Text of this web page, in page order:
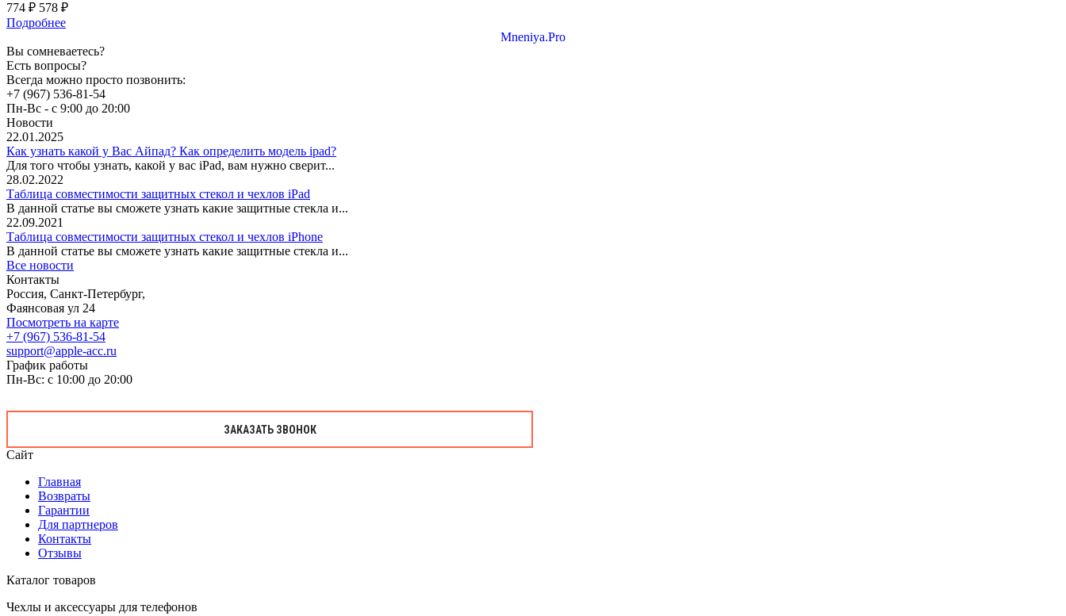
774 ₽ 578 ₽
Подробнее
Mneniya.Pro
Вы сомневаетесь?
Есть вопросы?
Всегда можно просто позвонить:
+7 (967) 536-81-54
Пн-Вс - с 9:00 до 20:00
Новости
22.01.2025
Как узнать какой у Вас Айпад? Как определить модель ipad?
Для того чтобы узнать, какой у вас iPad, вам нужно сверит...
28.02.2022
Таблица совместимости защитных стекол и чехлов iPad
В данной статье вы сможете узнать какие защитные стекла и...
22.09.2021
Таблица совместимости защитных стекол и чехлов iPhone
В данной статье вы сможете узнать какие защитные стекла и...
Все новости
Контакты
Россия, Санкт-Петербург,
Фаянсовая ул 24
Посмотреть на карте
+7 (967) 536-81-54
support@apple-acc.ru
График работы
Пн-Вс: с 10:00 до 20:00
ЗАКАЗАТЬ ЗВОНОК
Сайт
Главная
Возвраты
Гарантии
Для партнеров
Контакты
Отзывы
Каталог товаров
Чехлы и аксессуары для телефонов